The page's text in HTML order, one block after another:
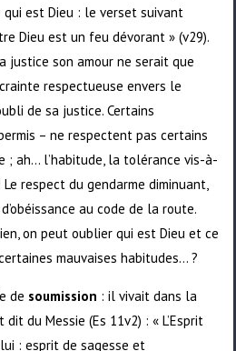
est Dieu : le verset suivant
Dieu est un feu dévorant » (v29).
justice son amour ne serait que
respectueuse envers le
de sa justice. Certains
– ne respectent pas certains
; ah… l’habitude, la tolérance vis-à-
respect du gendarme diminuant,
au code de la route.
on peut oublier qui est Dieu et ce
mauvaises habitudes… ?
de soumission : il vivait dans la
du Messie (Es 11v2) : « L’Esprit
: esprit de sagesse et